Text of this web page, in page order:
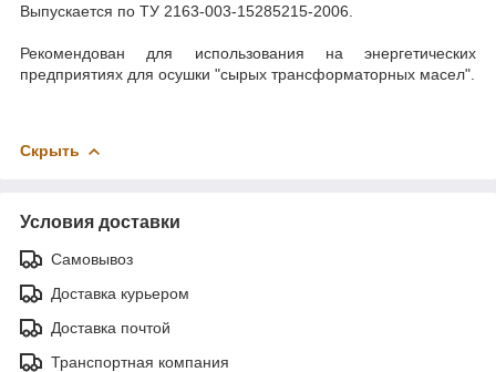
Выпускается по ТУ 2163-003-15285215-2006.
Рекомендован для использования на энергетических
предприятиях для осушки "сырых трансформаторных масел".
Скрыть
Условия доставки
Самовывоз
Доставка курьером
Доставка почтой
Транспортная компания